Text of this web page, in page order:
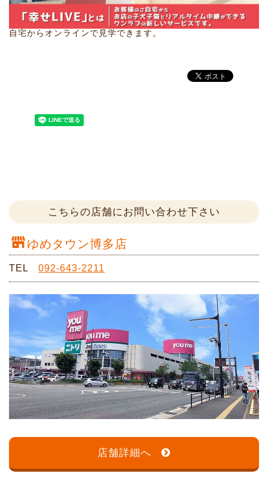
自宅からオンラインで見学できます。
こちらの店舗にお問い合わせ下さい
ゆめタウン博多店
TEL 092-643-2211
店舗詳細へ